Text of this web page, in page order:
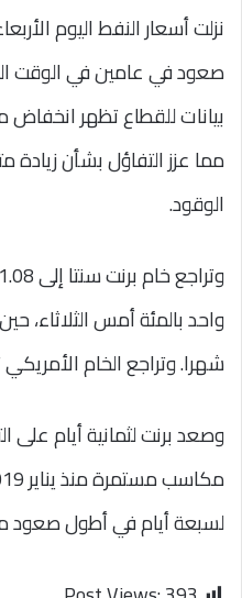
نزلت أسعار النفط اليوم
صعود في عامين في الوقت
بيانات للقطاع تظهر انخفاض
مما عزز التفاؤل بشأن
الوقود.
شهرا. وتراجع الخام الأمريكي
وصعد برنت لثمانية أيام
لسبعة أيام في أطول صعود منذ